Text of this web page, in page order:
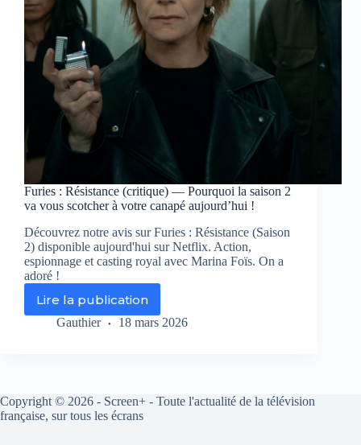
Furies : Résistance (critique) — Pourquoi la saison 2
va vous scotcher à votre canapé aujourd’hui !
Découvrez notre avis sur Furies : Résistance (Saison
2) disponible aujourd'hui sur Netflix. Action,
espionnage et casting royal avec Marina Foïs. On a
adoré !
Lire la publication
Furies
:
la
saison
Gauthier 18 mars 2026
Copyright © 2026 - Screen+ - Toute l'actualité de la télévision
française, sur tous les écrans